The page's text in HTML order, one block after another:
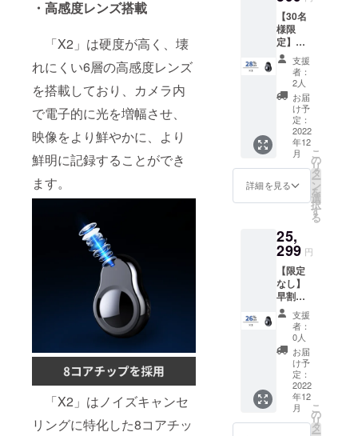
・高感度レンズ搭載
「X2」は硬度が高く、壊
れにくい6層の高感度レンズ
を搭載しており、カメラ内
で電子的に光を増幅させ、
映像をより鮮やかに、より
鮮明に記録することができ
ます。
「X2」はノイズキャンセ
リングに特化した8コアチッ
ケーブ
ル×2 日
本語取
扱説明
書×2
【30名
様限
定】超
早割
28％OF
「X2」
32GB×
3 ※送料
無料
（日本
国内限
定） 内
容物：
「X2」
32GB本
USB
Type-C
充電
ケーブ
ル×3 日
本語取
扱説明
書×3
支援
者：
2人
お届
け予
定：
2022
年12
月
詳細を見る
こ
の
リ
タ
ー
ン
を
選
択
す
る
25,
299 円
【限定
なし】
早割
26％OF
F！
「X2」
32GB×
3 ※送料
無料
（日本
国内限
定） 内
容物：
支援
者：
0人
お届
け予
定：
2022
年12
月
こ
の
リ
タ